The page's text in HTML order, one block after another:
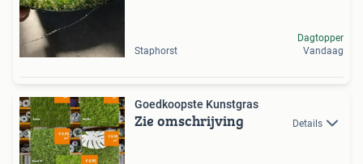
Staphorst
Dagtopper
Vandaag
Goedkoopste Kunstgras
Zie omschrijving Details